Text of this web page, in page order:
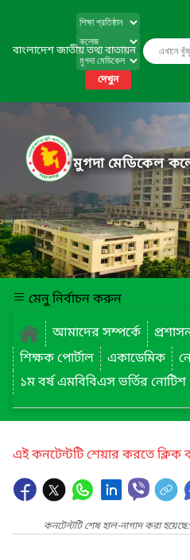
বাংলাদেশ জাতীয় তথ্য বাতায়ন
দেখুন
মুগদা মেডিকেল
মেনু নির্বাচন করুন
আমাদের সম্পর্কে
শিক্ষক পোর্টাল
একাডেমিক
১ম বর্ষ এমবিবিএস ভর্তির নোটিশ
এই কনটেন্টটি শেয়ার করতে
কনটেন্টটি শেষ হাল-নাগাদ করা